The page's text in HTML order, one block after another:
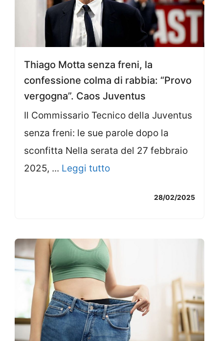
Thiago Motta senza freni, la
confessione colma di rabbia: “Provo
vergogna”. Caos Juventus
Il Commissario Tecnico della Juventus
senza freni: le sue parole dopo la
sconfitta Nella serata del 27 febbraio
2025, ... Leggi tutto
28/02/2025